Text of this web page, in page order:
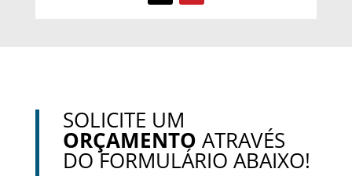
SOLICITE UM
ORÇAMENTO ATRAVÉS
DO FORMULÁRIO ABAIXO!